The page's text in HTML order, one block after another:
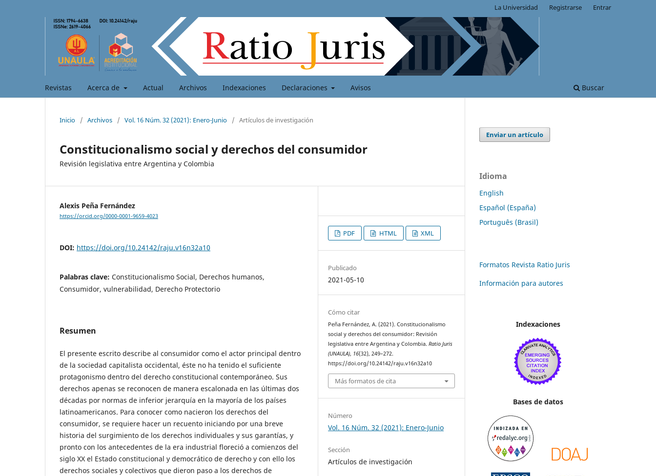
Revistas Acerca de Actual Archivos Indexaciones Declaraciones Avisos Buscar
La Universidad Registrarse Entrar
Inicio / Archivos / Vol. 16 Núm. 32 (2021): Enero-Junio / Artículos de investigación
Constitucionalismo social y derechos del consumidor
Revisión legislativa entre Argentina y Colombia
Alexis Peña Fernández
https://orcid.org/0000-0001-9659-4023
DOI: https://doi.org/10.24142/raju.v16n32a10
Palabras clave: Constitucionalismo Social, Derechos humanos,
Consumidor, vulnerabilidad, Derecho Protectorio
Resumen
El presente escrito describe al consumidor como el actor principal dentro
de la sociedad capitalista occidental, éste no ha tenido el suficiente
protagonismo dentro del derecho constitucional contemporáneo. Sus
derechos apenas se reconocen de manera escalonada en las últimas dos
décadas por normas de inferior jerarquía en la mayoría de los países
latinoamericanos. Para conocer como nacieron los derechos del
consumidor, se requiere hacer un recuento iniciando por una breve
historia del surgimiento de los derechos individuales y sus garantías, y
pronto con los antecedentes de la era industrial floreció a comienzos del
siglo XX el Estado constitucional y democrático de derecho y con ello los
derechos sociales y colectivos que dieron paso a los derechos de
PDF HTML XML
Publicado
2021-05-10
Cómo citar
Peña Fernández, A. (2021). Constitucionalismo
social y derechos del consumidor: Revisión
legislativa entre Argentina y Colombia.Ratio Juris
(UNAULA), 16(32), 249–272.
https://doi.org/10.24142/raju.v16n32a10
Más formatos de cita
Número
Vol. 16 Núm. 32 (2021): Enero-Junio
Sección
Artículos de investigación
Enviar un artículo
Idioma
English
Español (España)
Português (Brasil)
Formatos Revista Ratio Juris
Información para autores
Indexaciones
Bases de datos